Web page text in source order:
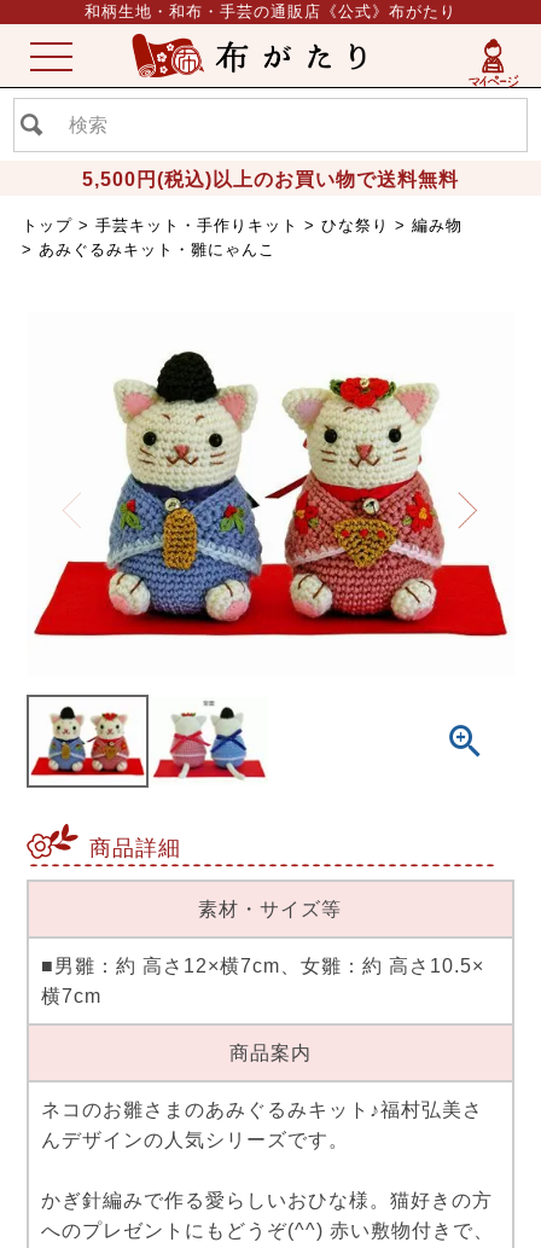
和柄生地・和布・手芸の通販店《公式》布がたり
5,500円(税込)以上のお買い物で送料無料
ME
NU
トップ 手芸キット・手作りキット ひな祭り
編み物
あみぐるみキット・雛にゃんこ
商品詳細
素材・サイズ等
■男雛：約 高さ12×横7cm、女雛：約 高さ10.5×
横7cm
商品案内
ネコのお雛さまのあみぐるみキット♪福村弘美さ
んデザインの人気シリーズです。
かぎ針編みで作る愛らしいおひな様。猫好きの方
へのプレゼントにもどうぞ(^^) 赤い敷物付きで、